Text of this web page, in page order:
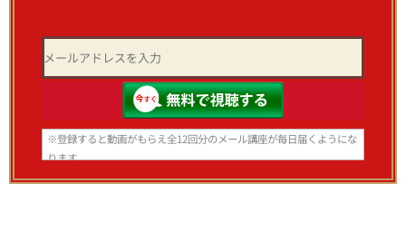
※登録すると動画がもらえ全12回分のメール講座が毎日届くようにな
ります。
いつでも登録解除できますのでご安心ください。